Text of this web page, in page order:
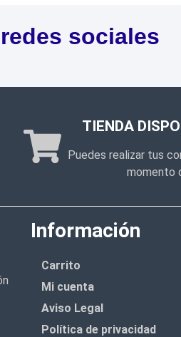
sociales
TIENDA
Puedes realizar tus
momento
Información
Carrito
Mi cuenta
Aviso Legal
Política de privacidad